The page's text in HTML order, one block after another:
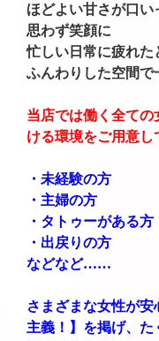
ほどよい甘さが口い
思わず笑顔に
忙しい日常に疲れた
ふんわりした空間で
当店では働く全て
ける環境をご用意し
・未経験の方
・主婦の方
・タトゥーがある方
・出戻りの方
などなど……
さまざまな女性が
主義！】を掲げ、